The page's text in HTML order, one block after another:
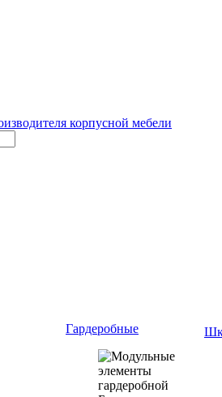
Гардеробные